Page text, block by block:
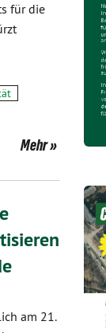
für die
Mehr
am 21.